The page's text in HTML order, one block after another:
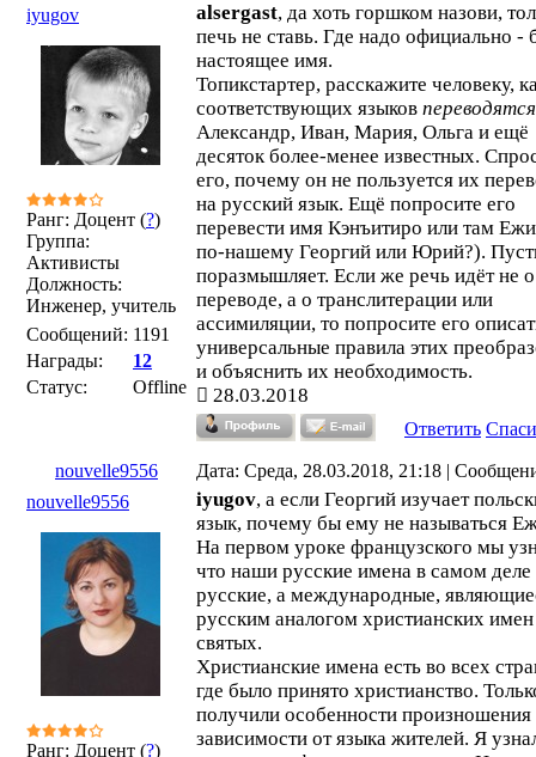
iyugov
Ранг: Доцент (?)
Группа:
Активисты
Должность:
Инженер, учитель
Сообщений: 1191
Награды:
12
Статус:
Offline
alsergast, да хоть горшком назови,
печь не ставь. Где надо официально -
настоящее имя.
Топикстартер, расскажите человеку,
соответствующих языков переводятся
Александр, Иван, Мария, Ольга и ещё
десяток более-менее известных.
его, почему он не пользуется их
на русский язык. Ещё попросите его
перевести имя Кэнъитиро или там
по-нашему Георгий или Юрий?).
поразмышляет. Если же речь идёт не о
переводе, а о транслитерации или
ассимиляции, то попросите его
универсальные правила этих
и объяснить их необходимость.
28.03.2018
Ответить
nouvelle9556
Дата: Среда, 28.03.2018, 21:18 |
nouvelle9556
Ранг: Доцент (?)
iyugov, а если Георгий изучает
язык, почему бы ему не называться
На первом уроке французского мы
что наши русские имена в самом деле
русские, а международные,
русским аналогом христианских имен
святых.
Христианские имена есть во всех
где было принято христианство.
получили особенности произношения
зависимости от языка жителей. Я